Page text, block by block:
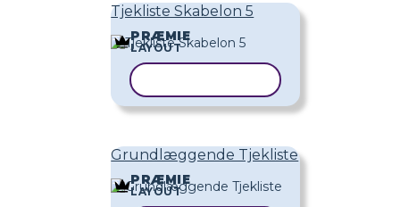
Tjekliste Skabelon 5
PRÆMIE
LAYOUT
Grundlæggende Tjekliste
PRÆMIE
LAYOUT